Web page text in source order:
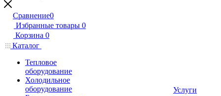
Сравнение0
Избранные товары 0
Корзина 0
Каталог
Тепловое
оборудование
Холодильное
оборудование
Услуги